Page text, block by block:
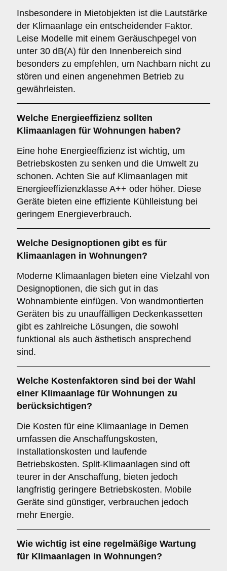
Insbesondere in Mietobjekten ist die Lautstärke
der Klimaanlage ein entscheidender Faktor.
Leise Modelle mit einem Geräuschpegel von
unter 30 dB(A) für den Innenbereich sind
besonders zu empfehlen, um Nachbarn nicht zu
stören und einen angenehmen Betrieb zu
gewährleisten.
Welche Energieeffizienz sollten
Klimaanlagen für Wohnungen haben?
Eine hohe Energieeffizienz ist wichtig, um
Betriebskosten zu senken und die Umwelt zu
schonen. Achten Sie auf Klimaanlagen mit
Energieeffizienzklasse A++ oder höher. Diese
Geräte bieten eine effiziente Kühlleistung bei
geringem Energieverbrauch.
Welche Designoptionen gibt es für
Klimaanlagen in Wohnungen?
Moderne Klimaanlagen bieten eine Vielzahl von
Designoptionen, die sich gut in das
Wohnambiente einfügen. Von wandmontierten
Geräten bis zu unauffälligen Deckenkassetten
gibt es zahlreiche Lösungen, die sowohl
funktional als auch ästhetisch ansprechend
sind.
Welche Kostenfaktoren sind bei der Wahl
einer Klimaanlage für Wohnungen zu
berücksichtigen?
Die Kosten für eine Klimaanlage in Demen
umfassen die Anschaffungskosten,
Installationskosten und laufende
Betriebskosten. Split-Klimaanlagen sind oft
teurer in der Anschaffung, bieten jedoch
langfristig geringere Betriebskosten. Mobile
Geräte sind günstiger, verbrauchen jedoch
mehr Energie.
Wie wichtig ist eine regelmäßige Wartung
für Klimaanlagen in Wohnungen?